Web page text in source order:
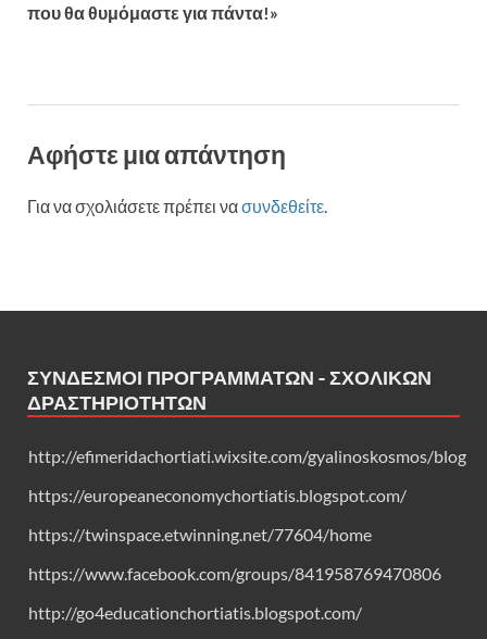
που θα θυμόμαστε για πάντα!»
Αφήστε μια απάντηση
Για να σχολιάσετε πρέπει νασυνδεθείτε
ΣΎΝΔΕΣΜΟΙ ΠΡΟΓΡΑΜΜΆΤΩΝ - ΣΧΟΛΙΚΏΝ
ΔΡΑΣΤΗΡΙΟΤΉΤΩΝ
http://efimeridachortiati.wixsite.com/gyalinoskosmos/blog
https://europeaneconomychortiatis.blogspot.com/
https://twinspace.etwinning.net/77604/home
https://www.facebook.com/groups/841958769470806
http://go4educationchortiatis.blogspot.com/